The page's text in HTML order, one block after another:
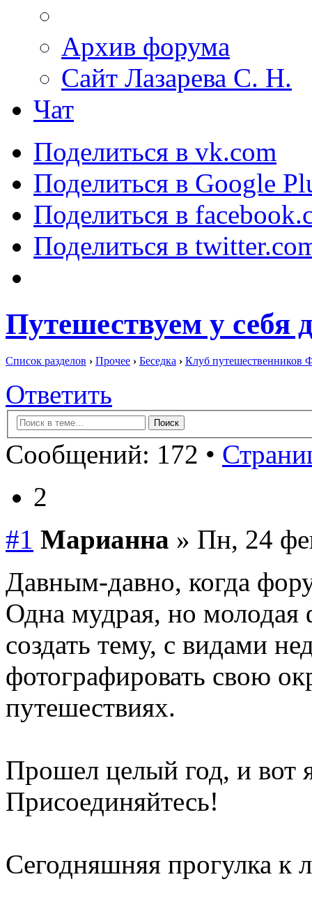
Архив форума
Сайт Лазарева С. Н.
Чат
Поделиться в vk.com
Поделиться в Google
Поделиться в
Поделиться в
Путешествуем у себя
Список разделов › Прочее › Беседка › Клуб путешественников
Ответить
Сообщений: 172 •
2
#1 Марианна » Пн, 24
Давным-давно, когда
Одна мудрая, но
создать тему, с видами
фотографировать свою
путешествиях.
Прошел целый год, и вот
Присоединяйтесь!
Сегодняшняя прогулка к